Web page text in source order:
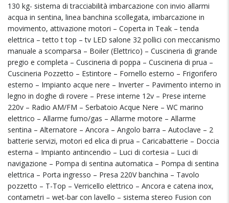
130 kg- sistema di tracciabilità imbarcazione con invio allarmi
acqua in sentina, linea banchina scollegata, imbarcazione in
movimento, attivazione motori – Coperta in Teak – tenda
elettrica – tetto t top – tv LED salone 32 pollici con meccanismo
manuale a scomparsa – Boiler (Elettrico) – Cuscineria di grande
pregio e completa – Cuscineria di poppa – Cuscineria di prua –
Cuscineria Pozzetto – Estintore – Fornello esterno – Frigorifero
esterno – Impianto acque nere – Inverter – Pavimento interno in
legno in doghe di rovere – Prese interne 12v – Prese interne
220v – Radio AM/FM – Serbatoio Acque Nere – WC marino
elettrico – Allarme fumo/gas – Allarme motore – Allarme
sentina – Alternatore – Ancora – Angolo barra – Autoclave – 2
batterie servizi, motori ed elica di prua – Caricabatterie – Doccia
esterna – Impianto antincendio – Luci di cortesia – Luci di
navigazione – Pompa di sentina automatica – Pompa di sentina
elettrica – Porta ingresso – Presa 220V banchina – Tavolo
pozzetto – T-Top – Verricello elettrico – Ancora e catena inox,
contametri – wet-bar con lavello – sistema stereo Fusion con